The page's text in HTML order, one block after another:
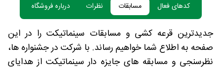
کدهای فعال مسابقات نظرات درباره فروشگاه
جدیدترین قرعه کشی و مسابقات سینماتیکت را در این
صفحه به اطلاع شما خواهیم رساند. با شرکت در جشنواره ها،
نظرسنجی و مسابقه های جایزه دار سینماتیکت از هدایای